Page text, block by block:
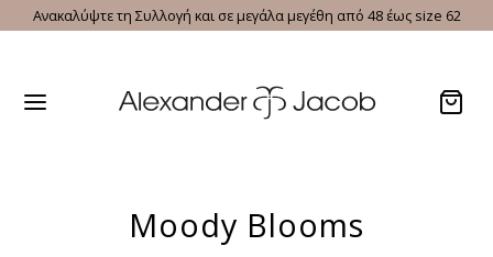
Ανακαλύψτε τη Συλλογή και σε μεγάλα μεγέθη από 48 έως size 62
Moody Blooms